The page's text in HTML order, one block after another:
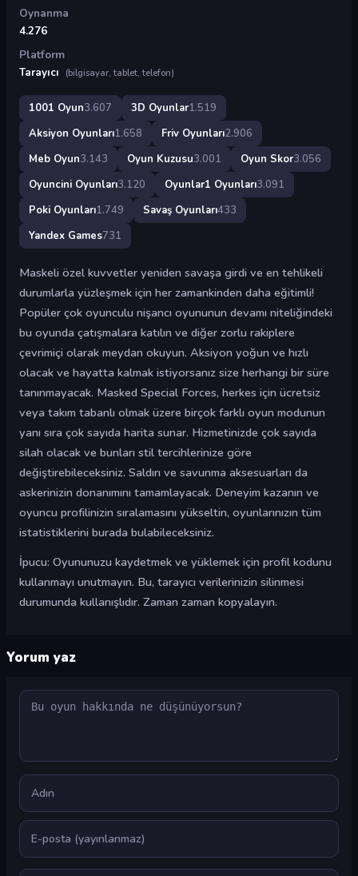
Oynanma
4.276
Platform
Tarayıcı
(bilgisayar, tablet, telefon)
1001 Oyun3.607 3D Oyunlar1.519
Aksiyon Oyunları1.658 Friv Oyunları2.906
Meb Oyun3.143 Oyun Kuzusu3.001 Oyun Skor3.056
Oyuncini Oyunları3.120 Oyunlar1 Oyunları3.091
Poki Oyunları1.749 Savaş Oyunları433
Yandex Games731
Maskeli özel kuvvetler yeniden savaşa girdi ve en tehlikeli
durumlarla yüzleşmek için her zamankinden daha eğitimli!
Popüler çok oyunculu nişancı oyununun devamı niteliğindeki
bu oyunda çatışmalara katılın ve diğer zorlu rakiplere
çevrimiçi olarak meydan okuyun. Aksiyon yoğun ve hızlı
olacak ve hayatta kalmak istiyorsanız size herhangi bir süre
tanınmayacak. Masked Special Forces, herkes için ücretsiz
veya takım tabanlı olmak üzere birçok farklı oyun modunun
yanı sıra çok sayıda harita sunar. Hizmetinizde çok sayıda
silah olacak ve bunları stil tercihlerinize göre
değiştirebileceksiniz. Saldırı ve savunma aksesuarları da
askerinizin donanımını tamamlayacak. Deneyim kazanın ve
oyuncu profilinizin sıralamasını yükseltin, oyunlarınızın tüm
istatistiklerini burada bulabileceksiniz.
İpucu: Oyununuzu kaydetmek ve yüklemek için profil kodunu
kullanmayı unutmayın. Bu, tarayıcı verilerinizin silinmesi
durumunda kullanışlıdır. Zaman zaman kopyalayın.
Yorum yaz
Yorum
Ad
E-posta